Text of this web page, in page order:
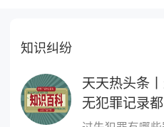
知识纠纷
天天热头条
无犯罪记录